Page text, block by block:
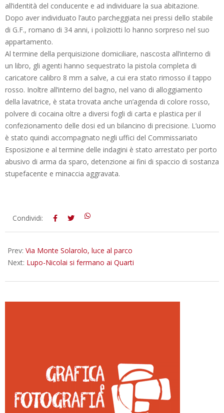
all’identità del conducente e ad individuare la sua abitazione.
Dopo aver individuato l’auto parcheggiata nei pressi dello stabile
di G.F., romano di 34 anni, i poliziotti lo hanno sorpreso nel suo
appartamento.
Al termine della perquisizione domiciliare, nascosta all’interno di
un libro, gli agenti hanno sequestrato la pistola completa di
caricatore calibro 8 mm a salve, a cui era stato rimosso il tappo
rosso. Inoltre all’interno del bagno, nel vano di alloggiamento
della lavatrice, è stata trovata anche un’agenda di colore rosso,
polvere di cocaina oltre a diversi fogli di carta e plastica per il
confezionamento delle dosi ed un bilancino di precisione. L’uomo
è stato quindi accompagnato negli uffici del Commissariato
Esposizione e al termine delle indagini è stato arrestato per porto
abusivo di arma da sparo, detenzione ai fini di spaccio di sostanza
stupefacente e minaccia aggravata.
2012-
Condividi:
Prev: Via Monte Solarolo, luce al parco
Next: Lupo-Nicolai si fermano ai Quarti